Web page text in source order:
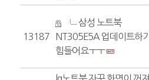
13187
삼성 노트북
NT305E5A 업데이트하기
힘들어요ㅜㅜ